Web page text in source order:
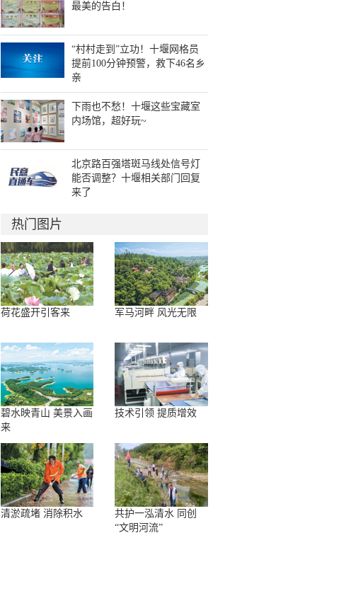
最美的告白！
“村村走到”立功！十堰网格员
提前100分钟预警，救下46名乡
亲
下雨也不愁！十堰这些宝藏室
内场馆，超好玩~
北京路百强塔斑马线处信号灯
能否调整？十堰相关部门回复
来了
热门图片
荷花盛开引客来 军马河畔 风光无限
碧水映青山 美景入画
来
技术引领 提质增效
清淤疏堵 消除积水
共护一泓清水 同创
“文明河流”